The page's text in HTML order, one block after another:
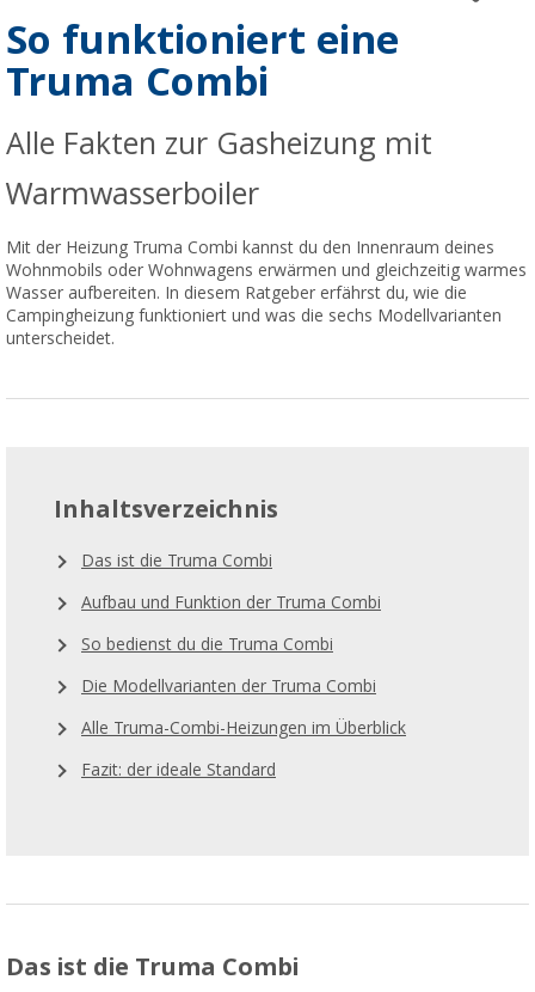
So funktioniert eine
Truma Combi
Alle Fakten zur Gasheizung mit
Warmwasserboiler
Mit der Heizung Truma Combi kannst du den Innenraum deines
Wohnmobils oder Wohnwagens erwärmen und gleichzeitig warmes
Wasser aufbereiten. In diesem Ratgeber erfährst du, wie die
Campingheizung funktioniert und was die sechs Modellvarianten
unterscheidet.
Inhaltsverzeichnis
Das ist die Truma Combi
Aufbau und Funktion der Truma Combi
So bedienst du die Truma Combi
Die Modellvarianten der Truma Combi
Alle Truma-Combi-Heizungen im Überblick
Fazit: der ideale Standard
Das ist die Truma Combi